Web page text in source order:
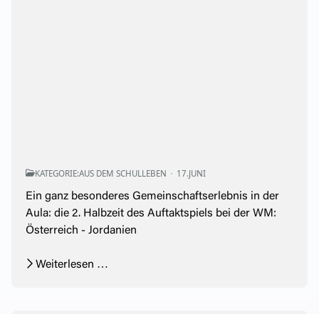
KATEGORIE:AUS DEM SCHULLEBEN 17.JUNI
Ein ganz besonderes Gemeinschaftserlebnis in der
Aula: die 2. Halbzeit des Auftaktspiels bei der WM:
Österreich - Jordanien
Weiterlesen …